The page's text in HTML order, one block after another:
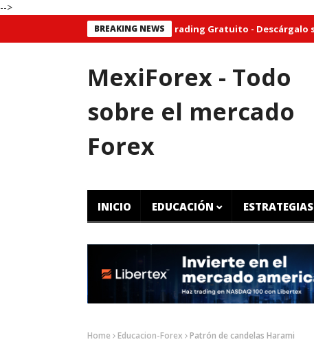
-->
BREAKING NEWS
Plan de Trading Gratuito - Descárgalo sin
MexiForex - Todo
sobre el mercado
Forex
INICIO EDUCACIÓN
Home Educacion-Forex Patrón de candelas Harami